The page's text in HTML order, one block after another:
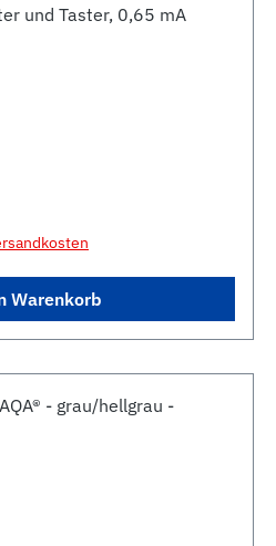
und Taster, 0,65 mA
Warenkorb